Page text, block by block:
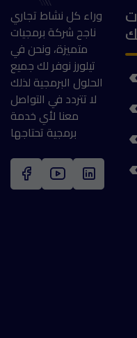
وراء كل نشاط تجاري
ناجح شركة برمجيات
متميزة، ونحن في
تيلورز نوفر لك جميع
الحلول البرمجية لذلك
لا تتردد في التواصل
معنا لأي خدمة
برمجية تحتاجها